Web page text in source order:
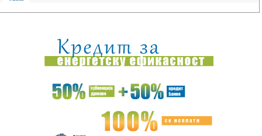
17:43:Stanković pred Hapoel: U utorak nam je potreban svaki
glas
17:43:Kiton Volas novi igrač Makabija, potpisao dvogodišnji
ugovor
Filmska pljačka u Budvi: Maskirani razbojnici odnijeli oko